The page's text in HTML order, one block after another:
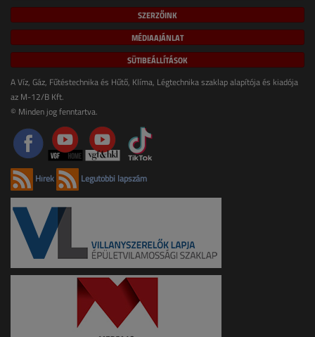
SZERZŐINK
MÉDIAAJÁNLAT
SÜTIBEÁLLÍTÁSOK
A Víz, Gáz, Fűtéstechnika és Hűtő, Klíma, Légtechnika szaklap alapítója és kiadója
az M-12/B Kft.
© Minden jog fenntartva.
Hírek Legutóbbi lapszám